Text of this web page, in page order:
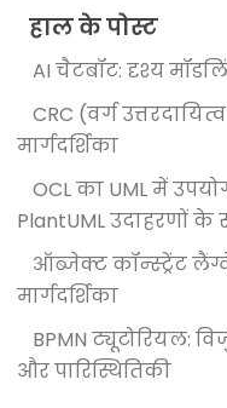
हाल के पोस्ट
AI चैटबॉट: दृश्य
CRC (वर्ग
मार्गदर्शिका
OCL का UML में
PlantUML उदाहरणों के
ऑब्जेक्ट कॉन्स्ट्रेंट
मार्गदर्शिका
BPMN ट्यूटोरियल:
और पारिस्थितिकी